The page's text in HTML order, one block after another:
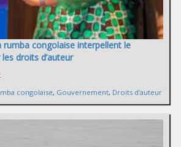
rumba congolaise interpellent le
droits d’auteur
congolaise, Gouvernement, Droits d’auteur